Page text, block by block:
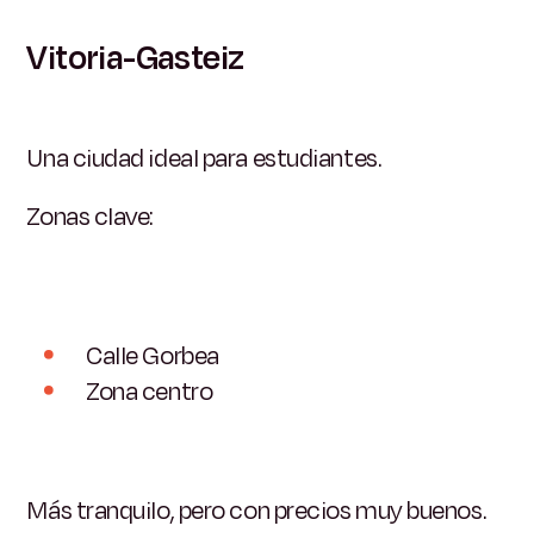
Vitoria-Gasteiz
Una ciudad ideal para estudiantes.
Zonas clave:
Calle Gorbea
Zona centro
Más tranquilo, pero con precios muy buenos.